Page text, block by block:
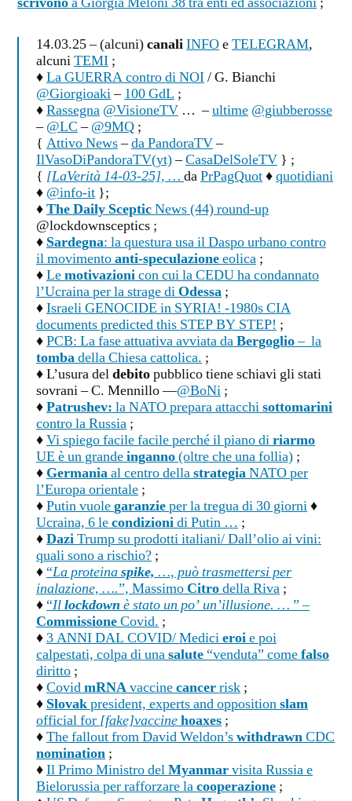
14.03.25 – (alcuni)canaliINFOeTELEGRAM,
alcuniTEMI ;
♦La GUERRA contro di NOI/ G. Bianchi
@Giorgioaki–100 GdL ;
♦Rassegna @VisioneTV … –ultime @giubberosse
–@LC–@9MQ ;
{ Attivo News–da PandoraTV–
IlVasoDiPandoraTV(yt)–CasaDelSoleTV } ;
{ [LaVerità 14-03-25], … daPrPagQuot♦quotidiani
♦ @info-it };
♦The Daily ScepticNews (44) round-up
@lockdownsceptics ;
♦ Sardegna: la questura usa il Daspo urbano contro
il movimentoanti-speculazioneeolica ;
♦Lemotivazionicon cui la CEDU ha condannato
l’Ucraina per la strage diOdessa ;
♦Israeli GENOCIDE in SYRIA! -1980s CIA
documents predicted this STEP BY STEP! ;
♦PCB: La fase attuativa avviata daBergoglio– la
tombadella Chiesa cattolica. ;
♦ L’usura deldebitopubblico tiene schiavi gli stati
sovrani – C. Mennillo —@BoNi ;
♦Patrushev: la NATO prepara attacchisottomarini
contro la Russia ;
♦Vi spiego facile facile perché il piano diriarmo
UE è un grandeinganno(oltre che una follia) ;
♦ Germaniaal centro dellastrategiaNATO per
l’Europa orientale ;
♦Putin vuolegaranzieper la tregua di 30 giorni♦
Ucraina, 6 lecondizionidi Putin … ;
♦DaziTrump su prodotti italiani/ Dall’olio ai vini:
quali sono a rischio? ;
♦“La proteinaspike, …, può trasmettersi per
inalazione, ….”, MassimoCitrodella Riva ;
♦“Illockdown è stato un po’ un’illusione. … ” –
CommissioneCovid. ;
♦3 ANNI DAL COVID/ Medicieroie poi
calpestati, colpa di unasalute“venduta” comefalso
diritto ;
♦CovidmRNAvaccinecancerrisk ;
♦ Slovakpresident, experts and oppositionslam
official for [fake]vaccinehoaxes ;
♦The fallout from David Weldon’swithdrawnCDC
nomination ;
♦Il Primo Ministro delMyanmarvisita Russia e
Bielorussia per rafforzare lacooperazione ;